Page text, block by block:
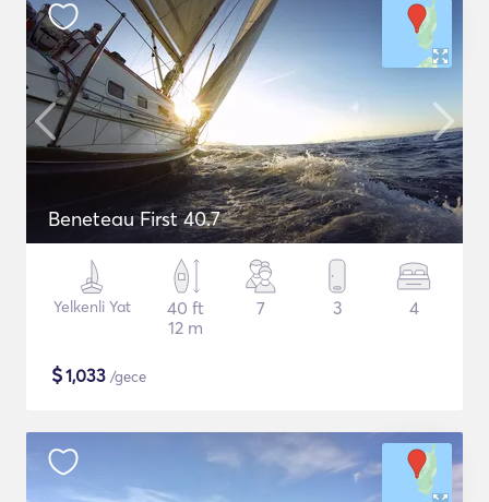
Beneteau First 40.7
Yelkenli Yat
40 ft
12 m
7 3 4
$1,033 /gece